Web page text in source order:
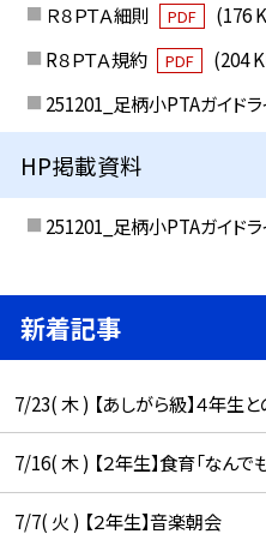
Ｒ８ＰＴＡ細則 PDF
(176
R８ＰＴＡ規約
PDF
(204
251201_足柄小PTAガイドラ
HP掲載資料
251201_足柄小PTAガイドラ
新着記事
7/23( 木 ) 【あしがら級】４年生
7/16( 木 ) 【２年生】食育「なんで
7/7( 火 ) 【２年生】音楽朝会